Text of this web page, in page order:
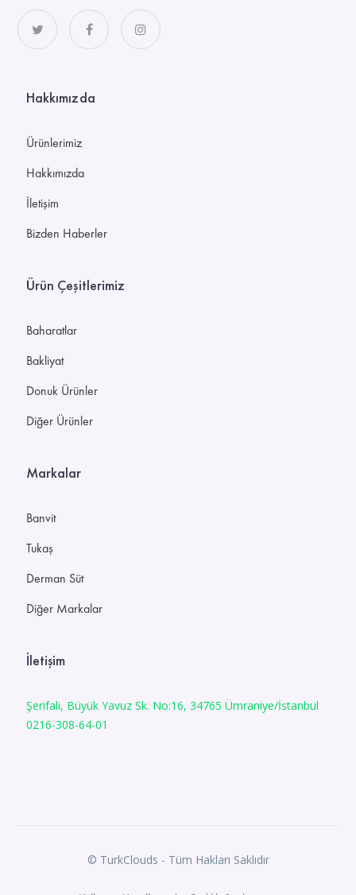
Hakkımızda
Ürünlerimiz
Hakkımızda
İletişim
Bizden Haberler
Ürün Çeşitlerimiz
Baharatlar
Bakliyat
Donuk Ürünler
Diğer Ürünler
Markalar
Banvit
Tukaş
Derman Süt
Diğer Markalar
İletişim
Şerifali, Büyük Yavuz Sk. No:16, 34765 Ümraniye/İstanbul
0216-308-64-01
© TurkClouds - Tüm Hakları Saklıdır